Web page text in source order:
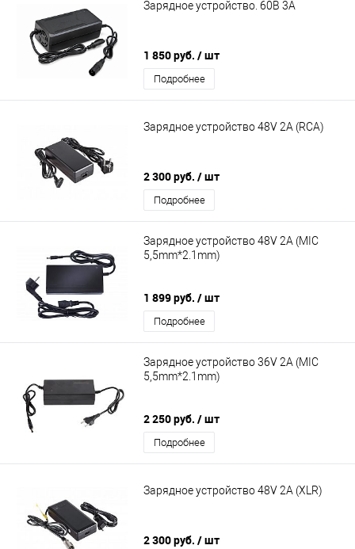
Зарядное устройство. 60В 3А
1 850 руб. / шт
Подробнее
Зарядное устройство 48V 2A (RСА)
2 300 руб. / шт
Подробнее
Зарядное устройство 48V 2A (MIC
5,5mm*2.1mm)
1 899 руб. / шт
Подробнее
Зарядное устройство 36V 2A (MIC
5,5mm*2.1mm)
2 250 руб. / шт
Подробнее
Зарядное устройство 48V 2A (XLR)
2 300 руб. / шт